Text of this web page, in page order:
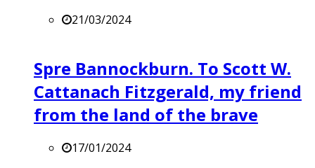
21/03/2024
Spre Bannockburn. To Scott W.
Cattanach Fitzgerald, my friend
from the land of the brave
17/01/2024